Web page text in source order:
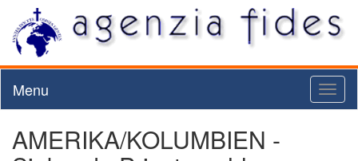
Menu
AMERIKA/KOLUMBIEN -